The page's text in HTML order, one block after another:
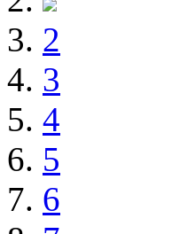
2
3
4
5
6